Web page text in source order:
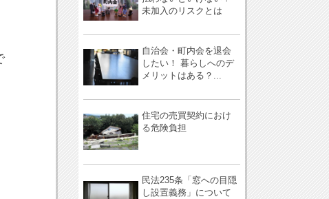
未加入のリスクとは
自治会・町内会を退会
したい！ 暮らしへのデ
メリットはある？...
住宅の売買契約におけ
る危険負担
民法235条「窓への目隠
し設置義務」について